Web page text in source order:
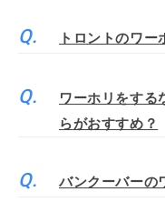
トロントのワー
ワーホリをする
らがおすすめ？
バンクーバーの